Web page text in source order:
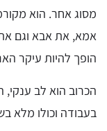
מסוג אחר. הוא
אמא, את אבא וגם
הופך להיות עיקר
הכרוב הוא לב
בעבודה וכולו מלא